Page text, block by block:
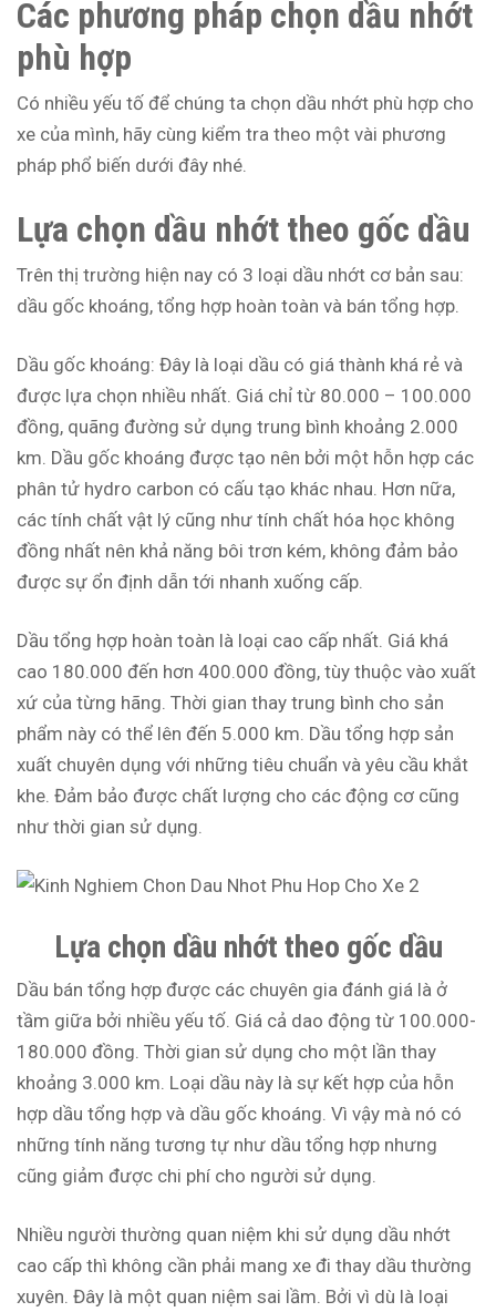
Các phương pháp chọn dầu nhớt
phù hợp
Có nhiều yếu tố để chúng ta chọn dầu nhớt phù hợp cho
xe của mình, hãy cùng kiểm tra theo một vài phương
pháp phổ biến dưới đây nhé.
Lựa chọn dầu nhớt theo gốc dầu
Trên thị trường hiện nay có 3 loại dầu nhớt cơ bản sau:
dầu gốc khoáng, tổng hợp hoàn toàn và bán tổng hợp.
Dầu gốc khoáng: Đây là loại dầu có giá thành khá rẻ và
được lựa chọn nhiều nhất. Giá chỉ từ 80.000 – 100.000
đồng, quãng đường sử dụng trung bình khoảng 2.000
km. Dầu gốc khoáng được tạo nên bởi một hỗn hợp các
phân tử hydro carbon có cấu tạo khác nhau. Hơn nữa,
các tính chất vật lý cũng như tính chất hóa học không
đồng nhất nên khả năng bôi trơn kém, không đảm bảo
được sự ổn định dẫn tới nhanh xuống cấp.
Dầu tổng hợp hoàn toàn là loại cao cấp nhất. Giá khá
cao 180.000 đến hơn 400.000 đồng, tùy thuộc vào xuất
xứ của từng hãng. Thời gian thay trung bình cho sản
phẩm này có thể lên đến 5.000 km. Dầu tổng hợp sản
xuất chuyên dụng với những tiêu chuẩn và yêu cầu khắt
khe. Đảm bảo được chất lượng cho các động cơ cũng
như thời gian sử dụng.
Lựa chọn dầu nhớt theo gốc dầu
Dầu bán tổng hợp được các chuyên gia đánh giá là ở
tầm giữa bởi nhiều yếu tố. Giá cả dao động từ 100.000-
180.000 đồng. Thời gian sử dụng cho một lần thay
khoảng 3.000 km. Loại dầu này là sự kết hợp của hỗn
hợp dầu tổng hợp và dầu gốc khoáng. Vì vậy mà nó có
những tính năng tương tự như dầu tổng hợp nhưng
cũng giảm được chi phí cho người sử dụng.
Nhiều người thường quan niệm khi sử dụng dầu nhớt
cao cấp thì không cần phải mang xe đi thay dầu thường
xuyên. Đây là một quan niệm sai lầm. Bởi vì dù là loại